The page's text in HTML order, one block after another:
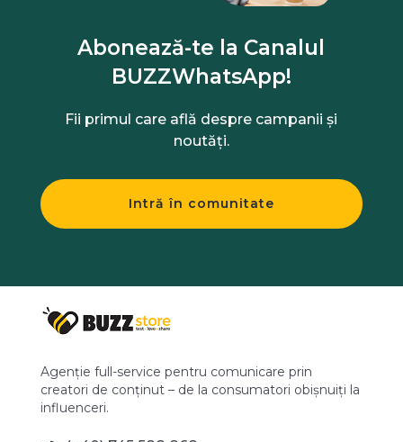
Abonează-te la Canalul
BUZZWhatsApp!
Fii primul care află despre campanii și
noutăți.
Intră în comunitate
Agenție full-service pentru comunicare prin
creatori de conținut – de la consumatori obișnuiți la
influenceri.